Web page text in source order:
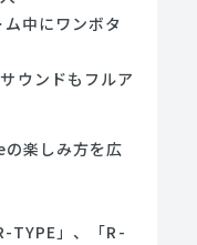
中にワンボタ
ウンドもフルア
楽しみ方を広
TYPE」、「R-